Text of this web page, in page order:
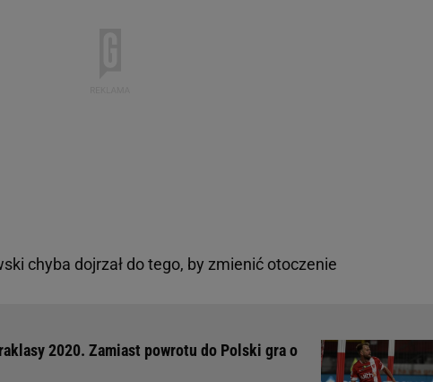
chyba dojrzał do tego, by zmienić otoczenie
2020. Zamiast powrotu do Polski gra o